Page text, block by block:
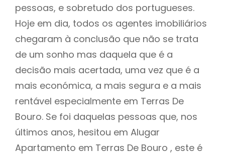
pessoas, e sobretudo dos portugueses.
Hoje em dia, todos os agentes imobiliários
chegaram à conclusão que não se trata
de um sonho mas daquela que é a
decisão mais acertada, uma vez que é a
mais económica, a mais segura e a mais
rentável especialmente em Terras De
Bouro. Se foi daquelas pessoas que, nos
últimos anos, hesitou em Alugar
Apartamento em Terras De Bouro , este é